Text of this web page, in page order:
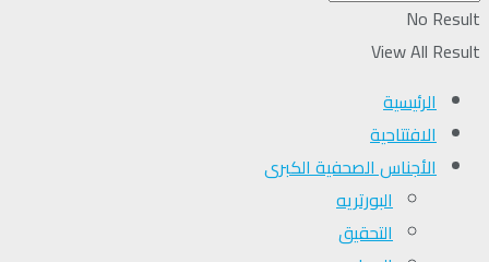
No Result
View All Result
الرئيسية
الافتتاحية
الأجناس الصحفية الكبرى
البورتريه
التحقیق